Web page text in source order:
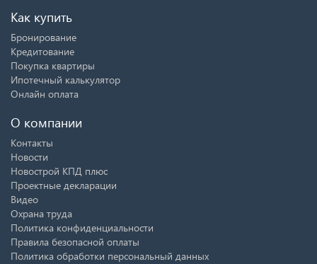
Как купить
Бронирование
Кредитование
Покупка квартиры
Ипотечный калькулятор
Онлайн оплата
О компании
Контакты
Новости
Новострой КПД плюс
Проектные декларации
Видео
Охрана труда
Политика конфиденциальности
Правила безопасной оплаты
Политика обработки персональный данных